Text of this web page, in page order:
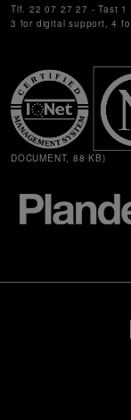
Tlf. 22 07 27 27 - Tast
3 for digital support, 4
DOCUMENT, 88 KB)